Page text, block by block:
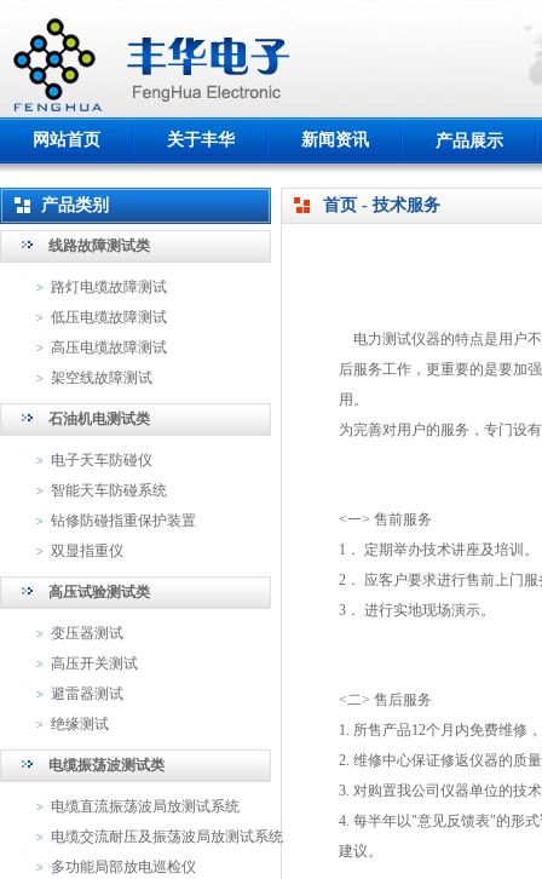
网站首页 关于丰华 新闻资讯 产品展示
产品类别
线路故障测试类
> 路灯电缆故障测试
> 低压电缆故障测试
> 高压电缆故障测试
> 架空线故障测试
石油机电测试类
> 电子天车防碰仪
> 智能天车防碰系统
> 钻修防碰指重保护装置
> 双显指重仪
高压试验测试类
> 变压器测试
> 高压开关测试
> 避雷器测试
> 绝缘测试
电缆振荡波测试类
> 电缆直流振荡波局放测试系统
> 电缆交流耐压及振荡波局放测试系统
> 多功能局部放电巡检仪
首页 - 技术服务
电力测试仪器的特点是用户
后服务工作，更重要的是要加
用。
为完善对用户的服务，专门设
<一> 售前服务
1 ． 定期举办技术讲座及培训。
2． 应客户要求进行售前上门服
3． 进行实地现场演示。
<二> 售后服务
1. 所售产品12个月内免费维修
2. 维修中心保证修返仪器的质
3. 对购置我公司仪器单位的技
4. 每半年以"意见反馈表"的形
建议。